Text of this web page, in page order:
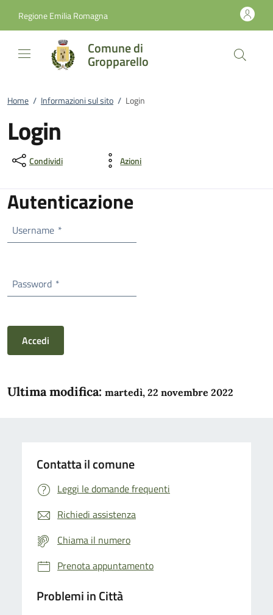
Regione Emilia Romagna
Comune di
Gropparello
Home / Informazioni sul sito / Login
Login
Condividi Azioni
Autenticazione
Username *
Password *
Accedi
Ultima modifica: martedì, 22 novembre 2022
Contatta il comune
Leggi le domande frequenti
Richiedi assistenza
Chiama il numero
Prenota appuntamento
Problemi in Città